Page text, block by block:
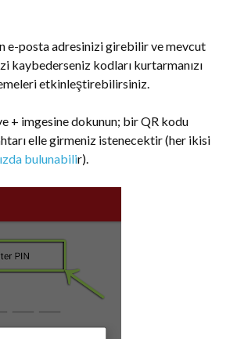
e-posta adresinizi girebilir ve mevcut
kaybederseniz kodları kurtarmanızı
etkinleştirebilirsiniz.
+ imgesine dokunun; bir QR kodu
elle girmeniz istenecektir (her ikisi
bulunabilir).